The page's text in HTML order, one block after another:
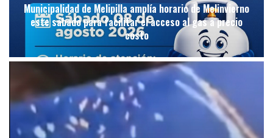
Municipalidad de Melipilla amplía horario de Melinvierno
este sábado para facilitar el acceso al gas a precio
costo